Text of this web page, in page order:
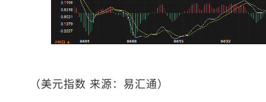
（ 美元指数 来源：易汇通）